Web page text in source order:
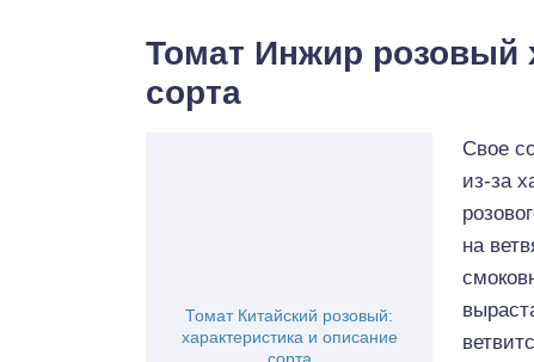
Томат Инжир розовый
сорта
Томат Китайский розовый:
характеристика и описание
Свое
из-за
на